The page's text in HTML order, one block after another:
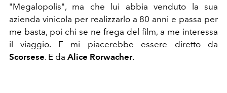
"Megalopolis", ma che lui abbia venduto la sua
azienda vinicola per realizzarlo a 80 anni e passa per
me basta, poi chi se ne frega del film, a me interessa
il viaggio. E mi piacerebbe essere diretto da
Scorsese. E da Alice Rorwacher.